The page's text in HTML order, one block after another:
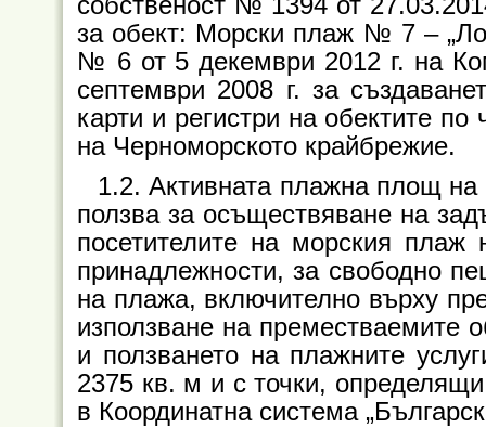
за обект: Морски плаж № 7 –
№ 6 от 5 декември 2012 г. на
септември 2008 г. за
карти и регистри на обектите
на Черноморското крайбрежие.
1.2. Активната плажна площ на
ползва за осъществяване на
посетителите на морския
принадлежности, за свободно
на плажа, включително върху
използване на преместваемите
и ползването на плажните
2375 кв. м и с точки,
в Координатна система